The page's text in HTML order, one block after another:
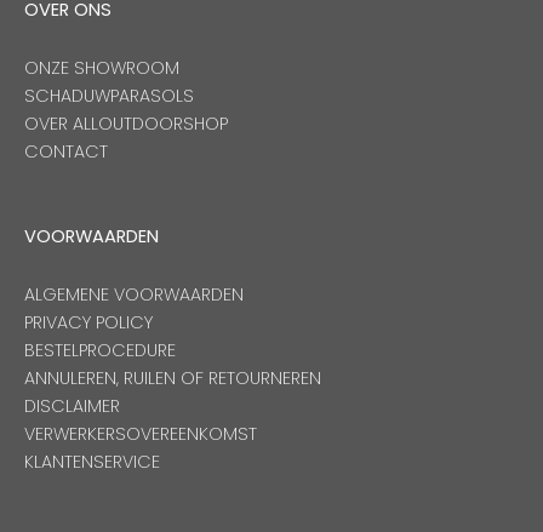
OVER ONS
ONZE SHOWROOM
SCHADUWPARASOLS
OVER ALLOUTDOORSHOP
CONTACT
VOORWAARDEN
ALGEMENE VOORWAARDEN
PRIVACY POLICY
BESTELPROCEDURE
ANNULEREN, RUILEN OF RETOURNEREN
DISCLAIMER
VERWERKERSOVEREENKOMST
KLANTENSERVICE